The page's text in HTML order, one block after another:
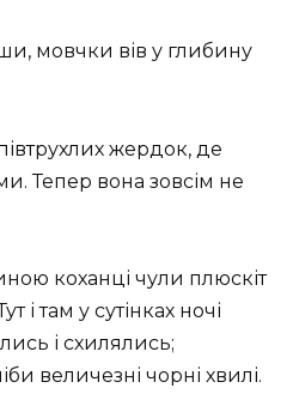
мовчки вів у глибину
жердок, де
Тепер вона зовсім не
коханці чули плюскіт
і там у сутінках ночі
і схилялись;
величезні чорні хвилі.